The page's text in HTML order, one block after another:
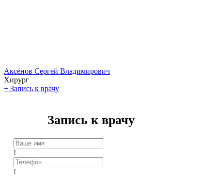
Аксёнов Сергей Владимирович
Хирург
+ Запись к врачу
Запись к врачу
!
!